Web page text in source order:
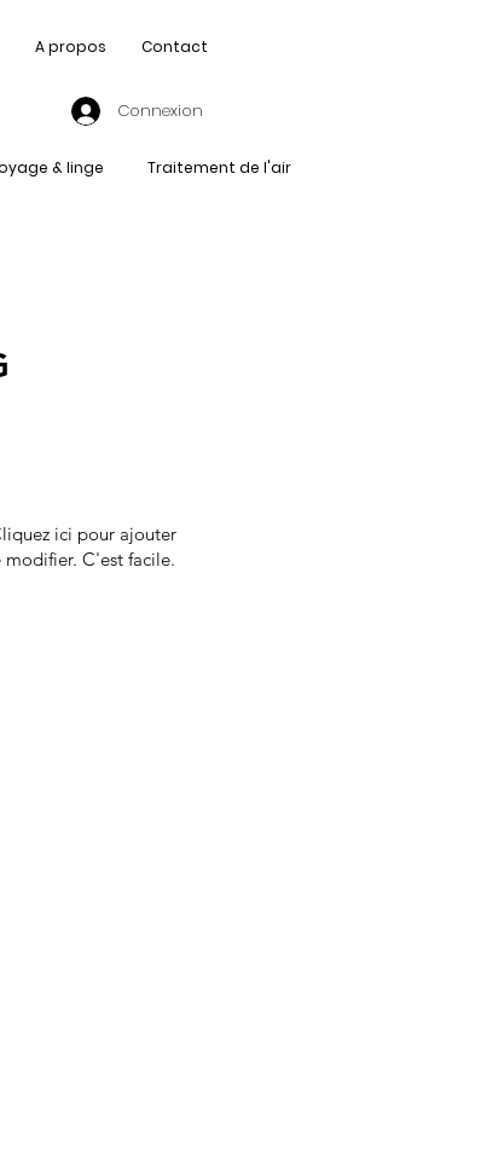
A propos Contact
Connexion
& linge Traitement de l'air
ici pour ajouter
C'est facile.